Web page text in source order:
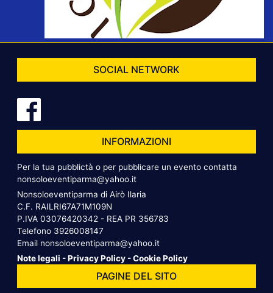
SOCIAL NETWORK
INFORMAZIONI
Per la tua pubblictà o per pubblicare un evento contatta
nonsoloeventiparma@yahoo.it
Nonsoloeventiparma di Airò Ilaria
C.F. RAILRI67A71M109N
P.IVA 03076420342 - REA PR 356783
Telefono 3926008147
Email nonsoloeventiparma@yahoo.it
Note legali -Privacy Policy -Cookie Policy
PAGINE DEL SITO